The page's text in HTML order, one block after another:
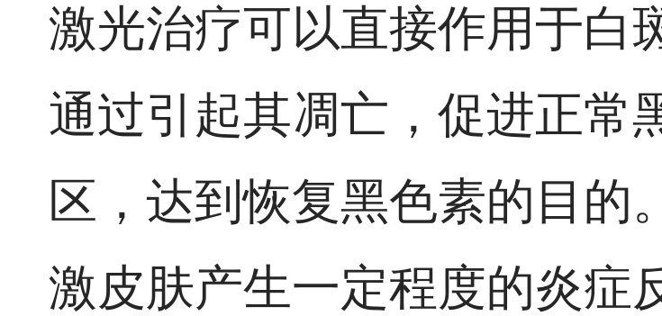
激光治疗可以直接作用于白
通过引起其凋亡，促进正常
区，达到恢复黑色素的目的
激皮肤产生一定程度的炎症